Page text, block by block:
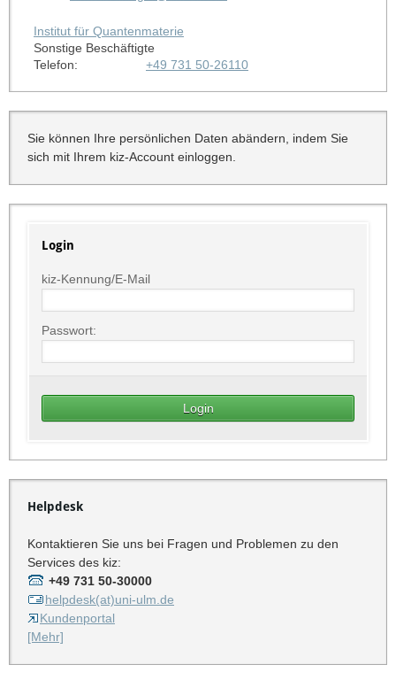
Institut für Quantenmaterie
Sonstige Beschäftigte
Telefon:
+49 731 50-26110
Sie können Ihre persönlichen Daten abändern, indem Sie
sich mit Ihrem kiz-Account einloggen.
Login
kiz-Kennung/E-Mail
Passwort:
Helpdesk
Kontaktieren Sie uns bei Fragen und Problemen zu den
Services des kiz:
+49 731 50-30000
helpdesk(at)uni-ulm.de
Kundenportal
[Mehr]